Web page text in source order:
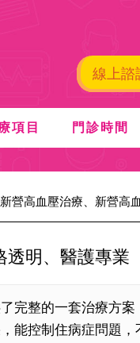
線上諮
項目 門診時間
新營高血壓治療、新營高
透明、醫護專業
完整的一套治療方案
能控制住病症問題，